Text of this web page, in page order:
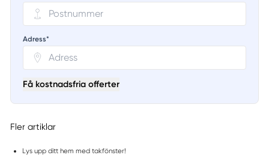
Adress*
Få kostnadsfria offerter
Fler artiklar
Lys upp ditt hem med takfönster!